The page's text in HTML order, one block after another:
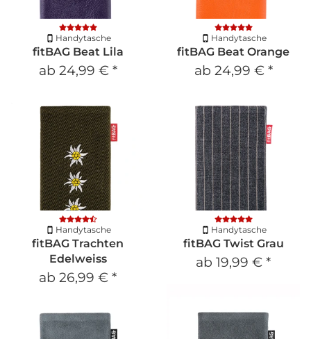
Handytasche
fitBAG Beat Lila
ab 24,99 € *
Handytasche
fitBAG Beat Orange
ab 24,99 € *
Handytasche
fitBAG Trachten
Edelweiss
ab 26,99 € *
Handytasche
fitBAG Twist Grau
ab 19,99 € *